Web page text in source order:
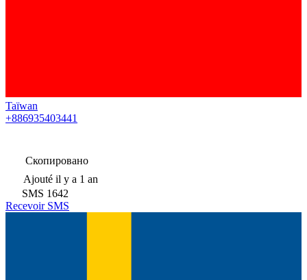
Taïwan
+886935403441
Скопировано
Ajouté il y a 1 an
SMS 1642
Recevoir SMS